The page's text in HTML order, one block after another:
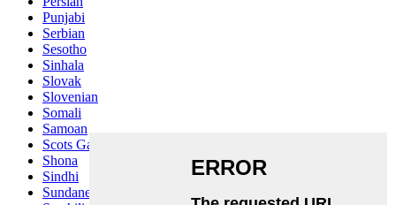
Punjabi
Serbian
Sesotho
Sinhala
Slovak
Slovenian
Somali
Samoan
Scots Gaelic
Shona
Sindhi
Sundanese